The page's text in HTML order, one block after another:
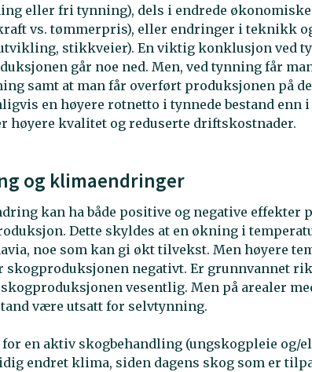
eller fri tynning), dels i endrede
vs. tømmerpris), eller endringer i teknikk
stikkveier). En viktig konklusjon ved
går noe ned. Men, ved tynning får
samt at man får overført produksjonen på
en høyere rotnetto i tynnede bestand enn
høyere kvalitet og reduserte driftskostnader.
og klimaendringer
kan ha både positive og negative effekter
Dette skyldes at en økning i
noe som kan gi økt tilvekst. Men høyere
skogproduksjonen negativt. Er grunnvannet
vesentlig. Men på arealer
være utsatt for selvtynning.
for en aktiv skogbehandling (ungskogpleie
endret klima, siden dagens skog som er